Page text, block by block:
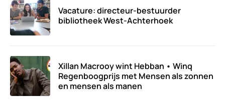
Vacature: directeur-bestuurder
bibliotheek West-Achterhoek
Xillan Macrooy wint Hebban • Winq
Regenboogprijs met Mensen als zonnen
en mensen als manen